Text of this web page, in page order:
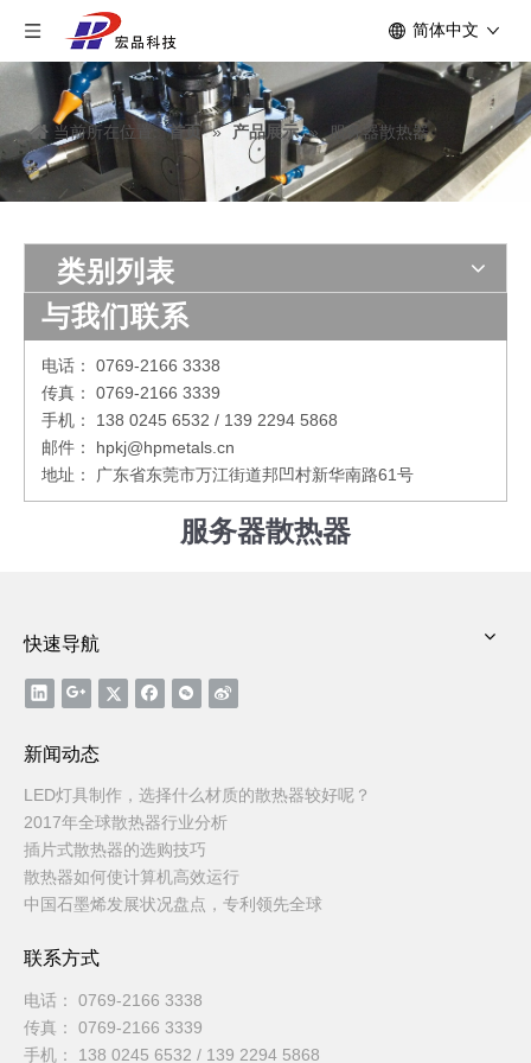
简体中文
当前所在位置: 首页 » 产品展示 » 服务器散热器
类别列表
与我们联系
电话： 0769-2166 3338
传真： 0769-2166 3339
手机： 138 0245 6532 / 139 2294 5868
邮件： hpkj@hpmetals.cn
地址： 广东省东莞市万江街道邦凹村新华南路61号
服务器散热器
快速导航
新闻动态
LED灯具制作，选择什么材质的散热器较好呢？
2017年全球散热器行业分析
插片式散热器的选购技巧
散热器如何使计算机高效运行
中国石墨烯发展状况盘点，专利领先全球
联系方式
电话： 0769-2166 3338
传真： 0769-2166 3339
手机： 138 0245 6532 / 139 2294 5868